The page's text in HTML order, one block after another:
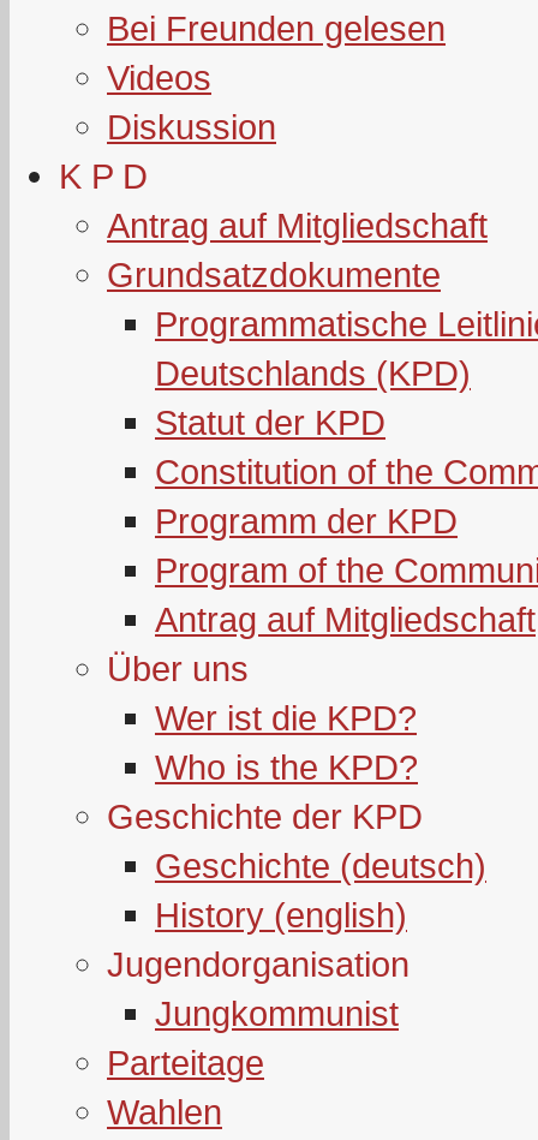
Bei Freunden gelesen
Videos
Diskussion
K P D
Antrag auf Mitgliedschaft
Grundsatzdokumente
Programmatische
Deutschlands (KPD)
Statut der KPD
Constitution of the
Programm der KPD
Program of the
Antrag auf Mitgliedschaft
Über uns
Wer ist die KPD?
Who is the KPD?
Geschichte der KPD
Geschichte (deutsch)
History (english)
Jugendorganisation
Jungkommunist
Parteitage
Wahlen